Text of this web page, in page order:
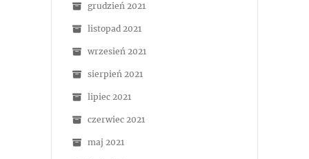
grudzień 2021
listopad 2021
wrzesień 2021
sierpień 2021
lipiec 2021
czerwiec 2021
maj 2021